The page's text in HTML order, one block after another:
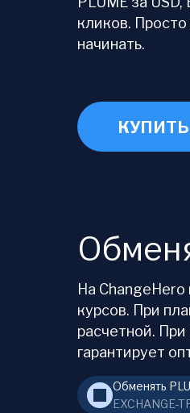
кликов.
начинать.
КУПИТЬ
На
курсов. При
расчетной.
гарантирует
Обменять
EXCHANGE-